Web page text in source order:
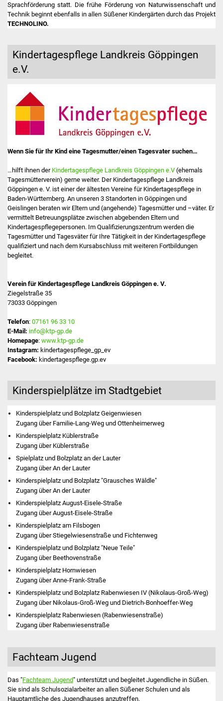
Wahlen
Jubiläumsjahr 2021
Projekte
Schulentwicklung Bizet
Sanierung Hallenbad
Sanierung Bizethalle
Ortsentwicklung
Presse
Bürger & Service
Bildung
Schulen
Kolping-Musikschule
Volkshochschule
Soziale Einrichtungen
Lokale Agenda
Fachteam Jugend
Suenergie
Sprachförderung statt. Die frühe Förderung von Naturwissenschaft und
Technik beginnt ebenfalls in allen Süßener Kindergärten durch das Projekt
TECHNOLINO.
Kindertagespflege Landkreis Göppingen
e.V.
Wenn Sie für Ihr Kind eine Tagesmutter/einen Tagesvater suchen…
…hilft ihnen der Kindertagespflege Landkreis Göppingen e.V(ehemals
Tagesmütterverein) gerne weiter. Der Kindertagespflege Landkreis
Göppingen e. V. ist einer der ältesten Vereine für Kindertagespflege in
Baden-Württemberg. An unseren 3 Standorten in Göppingen und
Geislingen beraten wir Eltern und (angehende) Tagesmütter und –väter. Er
vermittelt Betreuungsplätze zwischen abgebenden Eltern und
Kindertagespflegepersonen. Im Qualifizierungszentrum werden die
Tagesmütter und Tagesväter für Ihre Tätigkeit in der Kindertagespflege
qualifiziert und nach dem Kursabschluss mit weiteren Fortbildungen
begleitet.
Verein für Kindertagespflege Landkreis Göppingen e. V.
Ziegelstraße 35
73033 Göppingen
Telefon: 07161 96 33 10
E-Mail: info@ktp-gp.de
Homepage: www.ktp-gp.de
Instagram: kindertagespflege_gp_ev
Facebook: kindertagespflege.gp.ev
Kinderspielplätze im Stadtgebiet
Kinderspielplatz und Bolzplatz Geigenwiesen
Zugang über Familie-Lang-Weg und Ottenheimerweg
Kinderspielplatz Küblerstraße
Zugang über Küblerstraße
Spielplatz und Bolzplatz an der Lauter
Zugang über An der Lauter
Kinderspielplatz und Bolzplatz "Grausches Wäldle"
Zugang über An der Lauter
Kinderspielplatz August-Eisele-Straße
Zugang über August-Eisele-Straße
Kinderspielplatz am Filsbogen
Zugang über Stiegelwiesenstraße und Fichtenweg
Kinderspielplatz und Bolzplatz "Neue Teile"
Zugang über Beethovenstraße
Kinderspielplatz Hornwiesen
Zugang über Anne-Frank-Straße
Kinderspielplatz und Bolzplatz Rabenwiesen IV (Nikolaus-Groß-Weg)
Zugang über Nikolaus-Groß-Weg und Dietrich-Bonhoeffer-Weg
Kinderspielplatz Rabenwiesen (Rabenwiesenstraße)
Zugang über Rabenwiesenstraße
Fachteam Jugend
Das "Fachteam Jugend" unterstützt und begleitet Jugendliche in Süßen.
Sie sind als Schulsozialarbeiter an allen Süßener Schulen und als
Hauptamtliche des Jugendhauses anzutreffen.